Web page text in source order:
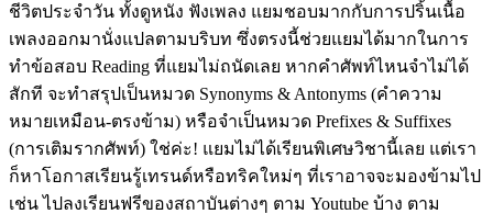
ชีวิตประจำวัน ทั้งดูหนัง ฟังเพลง แยมชอบมากกับการปริ้นเนื้อ
เพลงออกมานั่งแปลตามบริบท ซึ่งตรงนี้ช่วยแยมได้มากในการ
ทำข้อสอบ Reading ที่แยมไม่ถนัดเลย หากคำศัพท์ไหนจำไม่ได้
สักที จะทำสรุปเป็นหมวด Synonyms & Antonyms (คำความ
หมายเหมือน-ตรงข้าม) หรือจำเป็นหมวด Prefixes & Suffixes
(การเติมรากศัพท์) ใช่ค่ะ! แยมไม่ได้เรียนพิเศษวิชานี้เลย แต่เรา
ก็หาโอกาสเรียนรู้เทรนด์หรือทริคใหม่ๆ ที่เราอาจจะมองข้ามไป
เช่น ไปลงเรียนฟรีของสถาบันต่างๆ ตาม Youtube บ้าง ตาม